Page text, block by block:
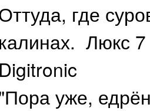
где
калинах. Люкс
Digitronic
уже,